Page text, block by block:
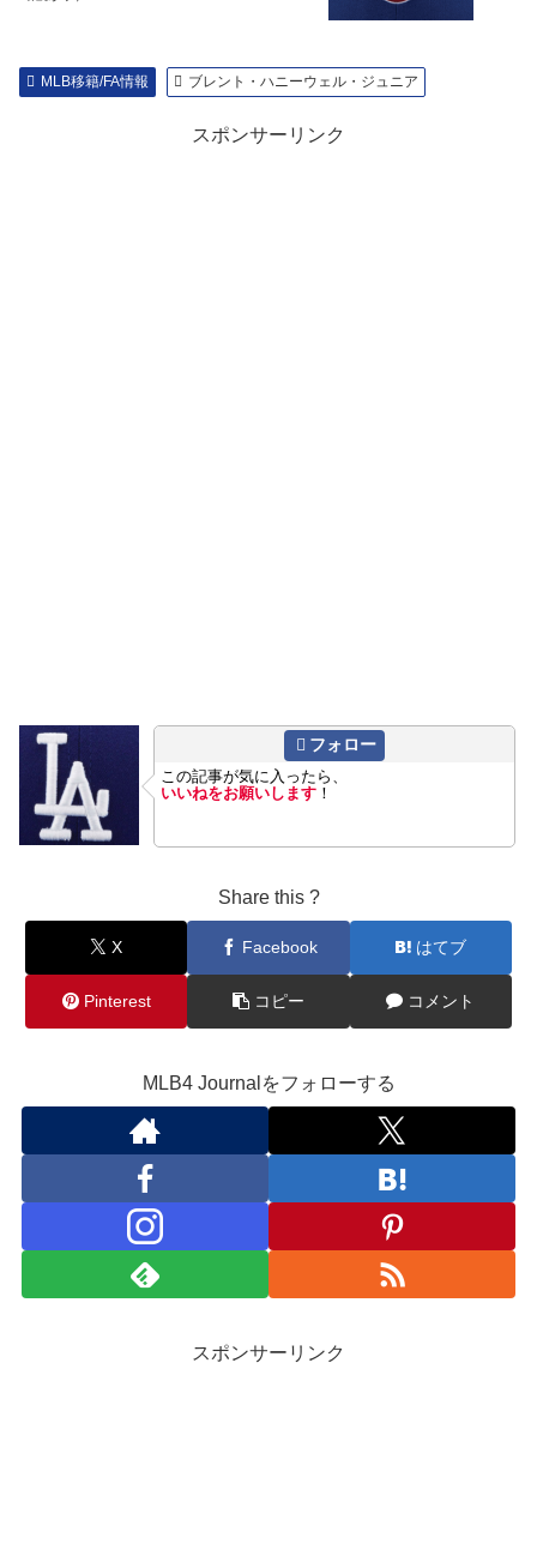
MLB移籍/FA情報 ブレント・ハニーウェル・ジュニア
スポンサーリンク
フォロー
この記事が気に入ったら、
いいねをお願いします ！
Share this ?
X Facebook はてブ
Pinterest コピー コメント
MLB4 Journalをフォローする
スポンサーリンク